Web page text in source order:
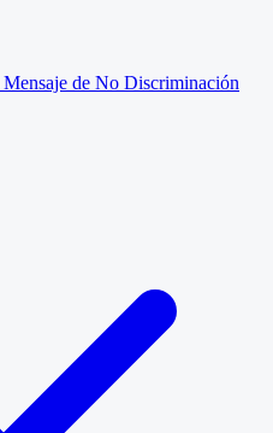
Mensaje de No Discriminación